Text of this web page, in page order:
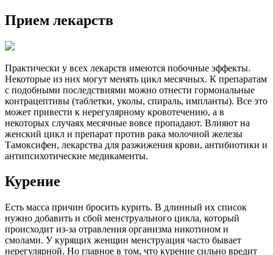
Прием лекарств
Практически у всех лекарств имеются побочные эффекты.
Некоторые из них могут менять цикл месячных. К препаратам
с подобными последствиями можно отнести гормональные
контрацептивы (таблетки, уколы, спираль, импланты). Все это
может привести к нерегулярному кровотечению, а в
некоторых случаях месячные вовсе пропадают. Влияют на
женский цикл и препарат против рака молочной железы
Тамоксифен, лекарства для разжижения крови, антибиотики и
антипсихотические медикаменты.
Курение
Есть масса причин бросить курить. В длинный их список
нужно добавить и сбой менструального цикла, который
происходит из-за отравления организма никотином и
смолами. У курящих женщин менструация часто бывает
нерегулярной. Но главное в том, что курение сильно вредит